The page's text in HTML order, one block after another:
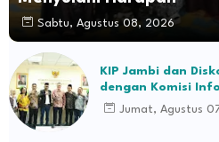
Sabtu, Agustus 08, 2026
KIP Jambi dan
dengan Komisi
hingga Seleksi
Jumat, Agustus